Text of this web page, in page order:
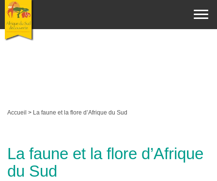
Accueil > La faune et la flore d’Afrique du Sud
La faune et la flore d’Afrique
du Sud